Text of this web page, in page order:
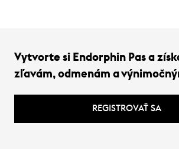
Vytvorte si Endorphin Pas a
zľavám, odmenám a
REGISTROVAŤ SA